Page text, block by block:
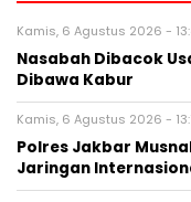
Kamis, 6 Agustus 2026 -
Nasabah Dibacok
Dibawa Kabur
Kamis, 6 Agustus 2026 -
Polres Jakbar
Jaringan